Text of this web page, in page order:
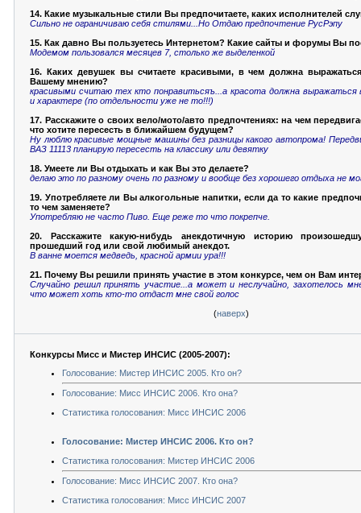
14. Какие музыкальные стили Вы предпочитаете, каких исполнителей
Сильно не ограничиваю себя стилями...Но Отдаю предпочтение РусРэпу
15. Как давно Вы пользуетесь Интернетом? Какие сайты и форумы Вы
Модемом пользовался месяцев 7, столько же выделенкой
16. Каких девушек вы считаете красивыми, в чем должна
Вашему мнению?
красивыми считаю тех кто понравитьсяъ...а красота должна выражаться
и характере (по отдельности уже не то!!!)
17. Расскажите о своих вело/мото/авто предпочтениях: на чем
что хотите пересесть в ближайшем будущем?
Ну люблю красивые мощные машины без разницы какого автопрома!
ВАЗ 11113 планирую пересесть на классику или девятку
18. Умеете ли Вы отдыхать и как Вы это делаете?
делаю это по разному очень по разному и вообще без хорошего отдыха не
19. Употребляете ли Вы алкогольные напитки, если да то какие
то чем заменяете?
Употребляю не часто Пиво. Еще реже то что покрепче.
20. Расскажите какую-нибудь анекдотичную историю
прошедший год или свой любимый анекдот.
В ванне моется медведь, красной армии ура!!!
21. Почему Вы решили принять участие в этом конкурсе, чем он Вам
Случайно решил принять участие...а может и неслучайно, захотелось
что может хоть кто-то отдаст мне свой голос
(наверх)
Конкурсы Мисс и Мистер ИНСИС (2005-2007):
Голосование: Мистер ИНСИС 2005. Кто он?
Голосование: Мисс ИНСИС 2006. Кто она?
Статистика голосования: Мисс ИНСИС 2006
Голосование: Мистер ИНСИС 2006. Кто он?
Статистика голосования: Мистер ИНСИС 2006
Голосование: Мисс ИНСИС 2007. Кто она?
Статистика голосования: Мисс ИНСИС 2007